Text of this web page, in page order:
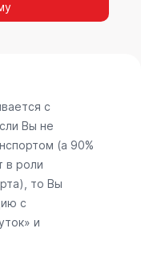
с
Вы не
(а 90%
в роли
то Вы
с
и